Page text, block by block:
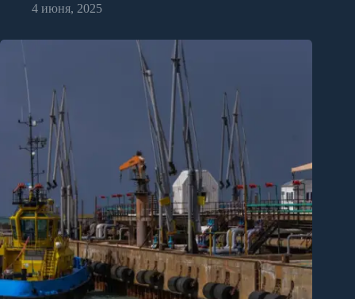
4 июня, 2025